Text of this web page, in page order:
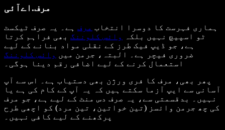
مرف.اےآئی
ہماری فہرست کا دوسرا انتخاب مرف ہے۔ یہ صرف ٹیکسٹ
ٹو اسپیچ نہیں بلکہ
وائس کلوننگ بھی فراہم کرتا
ہے، جو ڈیپ فیک طرز کے نقلی مواد بنانے کے لیے
ضروری فیچر ہے۔ البتہ، جرمن میں وائس کلوننگ
استعمال کرنے کے لیے اضافی رقم دینا ہوگی۔
پھر بھی، مرف کا فری ورژن بھی دستیاب ہے۔ اس سے آپ
آسانی سے ایپ آزما سکتے ہیں کہ یہ آپ کے کام کی ہے یا
نہیں۔ بدقسمتی سے، یہ صرف دس منٹ کے لیے ہے، جو مرف
کی چھ جرمن وائسز (تین خواتین، تین مرد) کو اچھی طرح
پرکھنے کے لیے کافی نہیں۔